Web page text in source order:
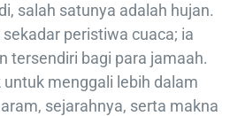
salah satunya adalah hujan.
peristiwa cuaca; ia
tersendiri bagi para jamaah.
menggali lebih dalam
sejarahnya, serta makna